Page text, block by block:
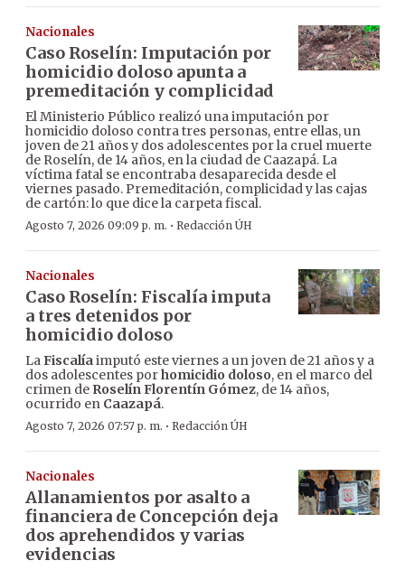
Nacionales
Caso Roselín: Imputación por
homicidio doloso apunta a
premeditación y complicidad
El Ministerio Público realizó una imputación por
homicidio doloso contra tres personas, entre ellas, un
joven de 21 años y dos adolescentes por la cruel muerte
de Roselín, de 14 años, en la ciudad de Caazapá. La
víctima fatal se encontraba desaparecida desde el
viernes pasado. Premeditación, complicidad y las cajas
de cartón: lo que dice la carpeta fiscal.
Agosto 7, 2026 09:09 p. m. · Redacción ÚH
Nacionales
Caso Roselín: Fiscalía imputa
a tres detenidos por
homicidio doloso
LaFiscalíaimputó este viernes a un joven de 21 años y a
dos adolescentes porhomicidio doloso, en el marco del
crimen de Roselín Florentín Gómez, de 14 años,
ocurrido en Caazapá.
Agosto 7, 2026 07:57 p. m. · Redacción ÚH
Nacionales
Allanamientos por asalto a
financiera de Concepción deja
dos aprehendidos y varias
evidencias